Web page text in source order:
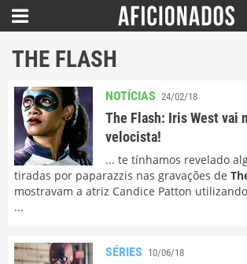
THE FLASH
NOTÍCIAS 24/02/18
The Flash: Iris West vai
velocista!
... te tínhamos revelado
tiradas por paparazzis nas gravações de
mostravam a atriz Candice Patton
...
SÉRIES 10/06/18